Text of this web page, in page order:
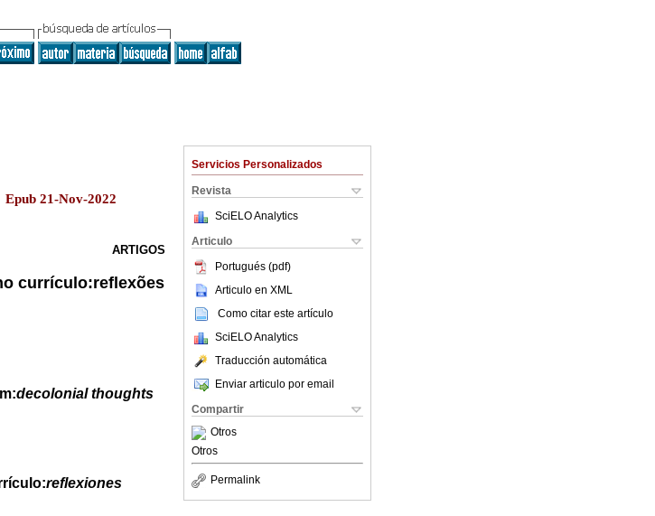
Servicios Personalizados
Revista
SciELO Analytics
Articulo
Portugués (pdf)
Articulo en XML
Como citar este artículo
SciELO Analytics
Traducción automática
Enviar articulo por email
Compartir
Otros
Otros
Permalink
21-Nov-2022
ARTIGOS
currículo:reflexões
decolonial thoughts
reflexiones